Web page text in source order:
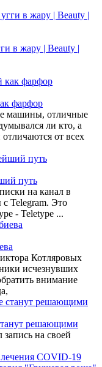
в жару | Beauty |
фарфор
машины, отличные
ли кто, а
от всех
путь
на канал в
с Telegram. Это
- Teletype ...
Котляровых
исчезнувших
внимание
решающими
на своей